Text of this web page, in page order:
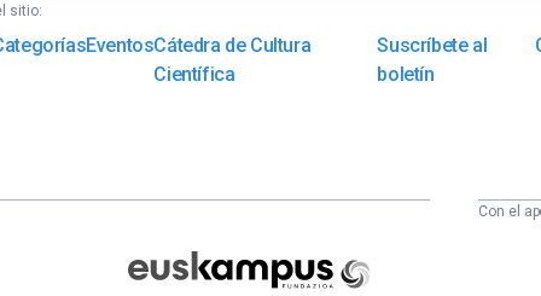
sitio:
EventosCátedra de Cultura
Científica
Suscríbete al
boletín
Fundazioa
Con el